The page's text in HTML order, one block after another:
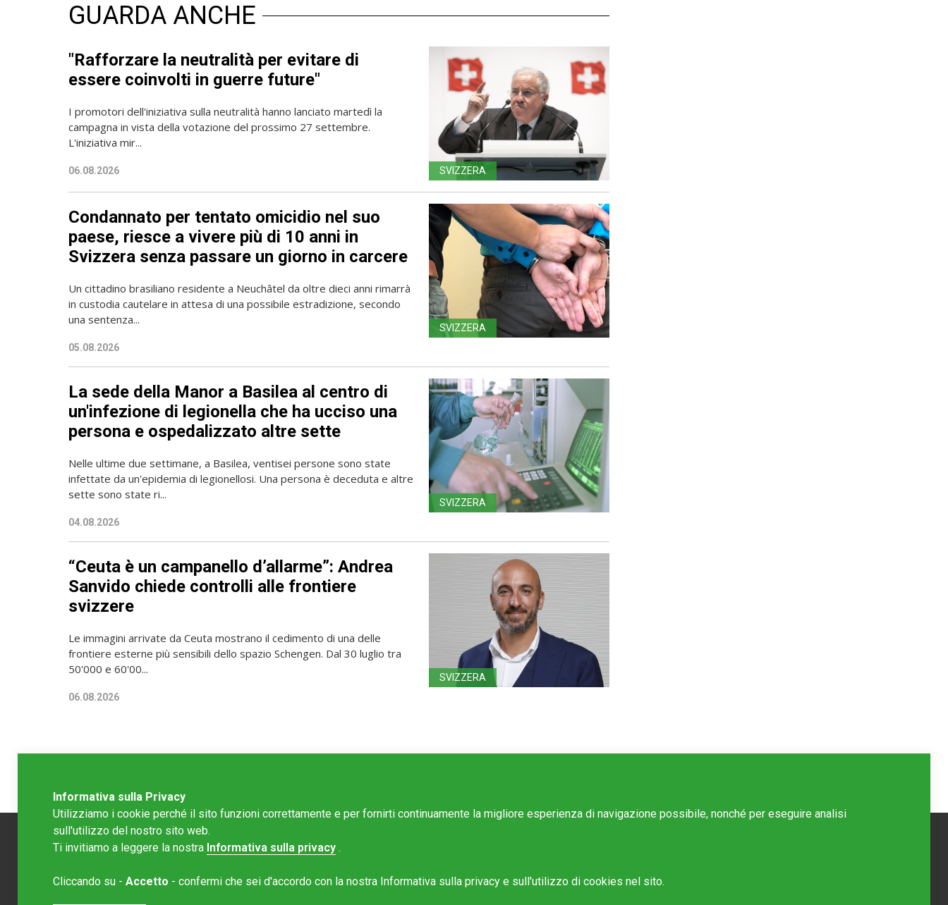
GUARDA ANCHE
"Rafforzare la neutralità per evitare di
essere coinvolti in guerre future"
I promotori dell'iniziativa sulla neutralità hanno lanciato martedì la
campagna in vista della votazione del prossimo 27 settembre.
L'iniziativa mir...
06.08.2026 SVIZZERA
Condannato per tentato omicidio nel suo
paese, riesce a vivere più di 10 anni in
Svizzera senza passare un giorno in carcere
Un cittadino brasiliano residente a Neuchâtel da oltre dieci anni rimarrà
in custodia cautelare in attesa di una possibile estradizione, secondo
una sentenza...
05.08.2026
SVIZZERA
La sede della Manor a Basilea al centro di
un'infezione di legionella che ha ucciso una
persona e ospedalizzato altre sette
Nelle ultime due settimane, a Basilea, ventisei persone sono state
infettate da un'epidemia di legionellosi. Una persona è deceduta e altre
sette sono state ri...
04.08.2026
SVIZZERA
“Ceuta è un campanello d’allarme”: Andrea
Sanvido chiede controlli alle frontiere
svizzere
Le immagini arrivate da Ceuta mostrano il cedimento di una delle
frontiere esterne più sensibili dello spazio Schengen. Dal 30 luglio tra
50'000 e 60'00...
06.08.2026
SVIZZERA
Redazione Mattinonline
Informativa sulla Privacy
Utilizziamo i cookie perché il sito funzioni correttamente e per fornirti continuamente la migliore esperienza di navigazione possibile, nonché per eseguire analisi
sull'utilizzo del nostro sito web.
Ti invitiamo a leggere la nostra Informativa sulla privacy .
Cliccando su - Accetto - confermi che sei d'accordo con la nostra Informativa sulla privacy e sull'utilizzo di cookies nel sito.